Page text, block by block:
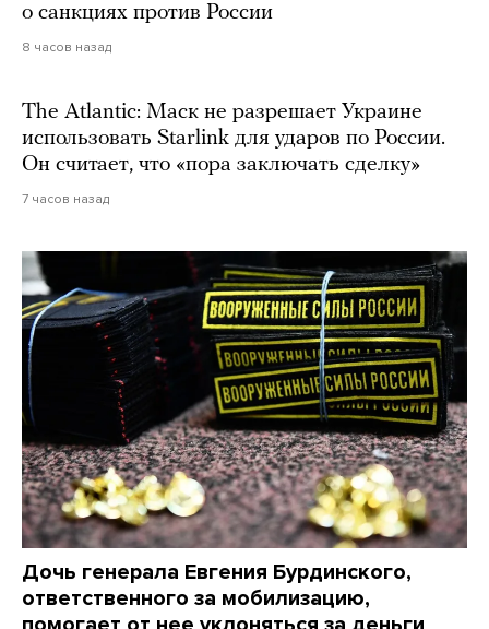
о санкциях против России
8 часов назад
The Atlantic: Маск не разрешает Украине
использовать Starlink для ударов по России.
Он считает, что «пора заключать сделку»
7 часов назад
Дочь генерала Евгения Бурдинского,
ответственного за мобилизацию,